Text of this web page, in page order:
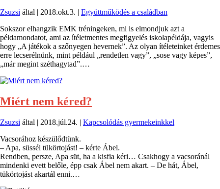
Zsuzsi által | 2018.okt.3. | Együttműködés a családban
Sokszor elhangzik EMK tréningeken, mi is elmondjuk azt a
példamondatot, ami az ítéletmentes megfigyelés iskolapéldája, vagyis
hogy „A játékok a szőnyegen hevernek”. Az olyan ítéleteinket érdemes
erre lecserélnünk, mint például „rendetlen vagy”, „sose vagy képes”,
„már megint széthagytad”.…
Miért nem kéred?
Zsuzsi által | 2018.júl.24. | Kapcsolódás gyermekeinkkel
Vacsorához készülődtünk.
– Apa, süssél tükörtojást! – kérte Ábel.
Rendben, persze, Apa süt, ha a kisfia kéri… Csakhogy a vacsoránál
mindenki evett belőle, épp csak Ábel nem akart. – De hát, Ábel,
tükörtojást akartál enni.…